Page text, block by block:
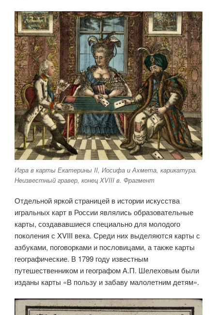
Игра в карты Екатерины II, Иосифа и Ахмета, карикатура.
Неизвестный гравер, конец XVIII в. Фрагмент
Отдельной яркой страницей в истории искусства
игральных карт в России являлись образовательные
карты, создававшиеся специально для молодого
поколения с XVIII века. Среди них выделяются карты с
азбуками, поговорками и пословицами, а также карты
географические. В 1799 году известным
путешественником и географом А.П. Шелеховым были
изданы карты «В пользу и забаву малолетним детям».